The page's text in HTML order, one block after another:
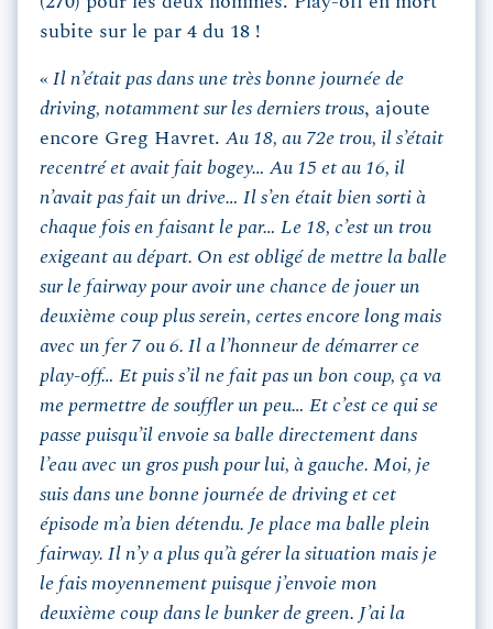
subite sur le par 4 du 18 !
« Il n’était pas dans une très bonne journée de
driving, notamment sur les derniers trous, ajoute
encore Greg Havret. Au 18, au 72e trou, il s’était
recentré et avait fait bogey… Au 15 et au 16, il
n’avait pas fait un drive… Il s’en était bien sorti à
chaque fois en faisant le par… Le 18, c’est un trou
exigeant au départ. On est obligé de mettre la balle
sur le fairway pour avoir une chance de jouer un
deuxième coup plus serein, certes encore long mais
avec un fer 7 ou 6. Il a l’honneur de démarrer ce
play-off… Et puis s’il ne fait pas un bon coup, ça va
me permettre de souffler un peu… Et c’est ce qui se
passe puisqu’il envoie sa balle directement dans
l’eau avec un gros push pour lui, à gauche. Moi, je
suis dans une bonne journée de driving et cet
épisode m’a bien détendu. Je place ma balle plein
fairway. Il n’y a plus qu’à gérer la situation mais je
le fais moyennement puisque j’envoie mon
deuxième coup dans le bunker de green. J’ai la